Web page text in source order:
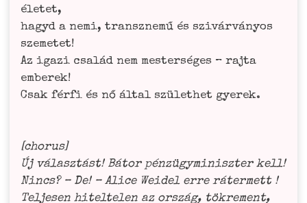
éle­tet,
hagyd a nemi, tran­sz­ne­mű és szi­vár­vá­n­y­os
sze­me­tet!
Az iga­zi család nem mes­ter­sé­ges – raj­ta
embe­rek!
Csak fér­fi és nő által szü­le­thet gye­rek.
[cho­rus]
Új válasz­tást! Bátor pén­zü­gy­mi­nisz­ter kell!
Nincs? – De! – Ali­ce Wei­del erre ráter­mett !
Tel­je­sen hitel­te­len az ország, tökre­ment,